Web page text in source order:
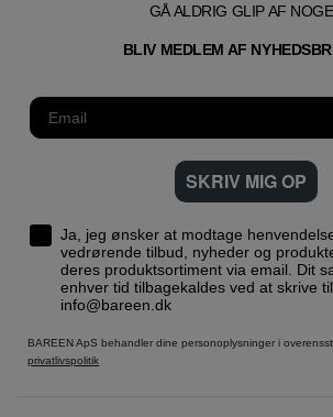
GÅ ALDRIG GLIP AF
BLIV MEDLEM AF
SKRIV MIG OP
Ja, jeg ønsker at modtage
vedrørende tilbud, nyheder og
deres produktsortiment via email. Dit samtykke kan til
enhver tid tilbagekaldes ved at skrive
info@bareen.dk
BAREEN ApS behandler dine personoplysninger i
privatlivspolitik